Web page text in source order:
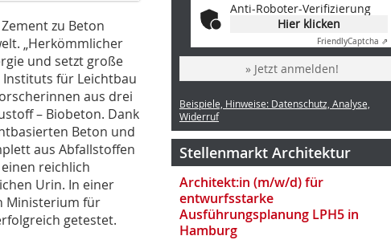
zu Beton
„Herkömmlicher
und setzt große
Instituts für Leichtbau
aus drei
– Biobeton. Dank
Beton und
aus Abfallstoffen
reichlich
Urin. In einer
Ministerium für
getestet.
Anti-Roboter-Verifizierung
Hier klicken
FriendlyCaptcha ⇗
» Jetzt anmelden!
Beispiele, Hinweise: Datenschutz, Analyse,
Widerruf
Stellenmarkt Architektur
Architekt:in (m/w/d) für
entwurfsstarke
Ausführungsplanung LPH5 in
Hamburg